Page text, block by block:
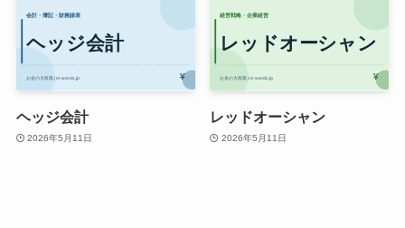
ヘッジ会計
2026年5月11日
レッドオーシャン
2026年5月11日